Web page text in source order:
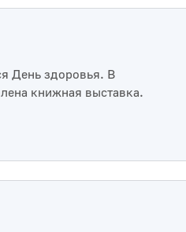
День здоровья. В
книжная выставка.